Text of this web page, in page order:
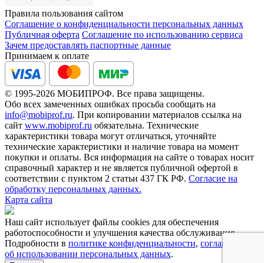
Правила пользования сайтом
Соглашение о конфиденциальности персональных данных
Публичная оферта Соглашение по использованию сервиса
Зачем предоставлять паспортные данные
Принимаем к оплате
© 1995-2026 МОБИПРОФ. Все права защищены.
Обо всех замеченных ошибках просьба сообщать на
info@mobiprof.ru. При копировании материалов ссылка на
сайт www.mobiprof.ru обязательна. Технические
характеристики товара могут отличаться, уточняйте
технические характеристики и наличие товара на момент
покупки и оплаты. Вся информация на сайте о товарах носит
справочный характер и не является публичной офертой в
соответствии с пунктом 2 статьи 437 ГК РФ. Согласие на
обработку персональных данных.
Карта сайта
Наш сайт использует файлы cookies для обеспечения
работоспособности и улучшения качества обслуживания.
Подробности в политике конфиденциальности, соглашении
об использовании персональных данных.